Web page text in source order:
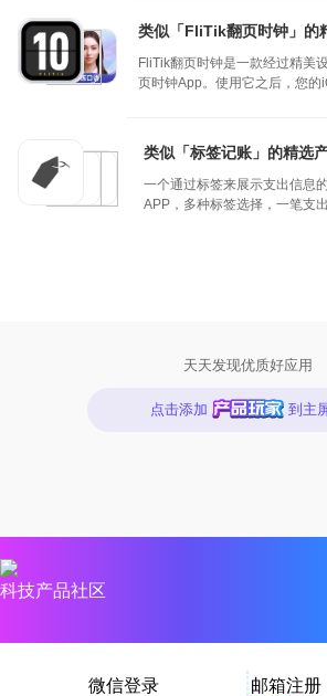
类似「FliTik翻页时钟」的
FliTik翻页时钟是一款经过精美
页时钟App。使用它之后，您的
轻松地看见时间。 FliTik的名字
和Tik这两个单词的组合，代表了
钟滴答声，很好地体现了软件的
点。
类似「标签记账」的精选
一个通过标签来展示支出信息
APP，多种标签选择，一笔支
天天发现优质好应用
点击添加 到主
科技产品社区
微信登录 邮箱注册